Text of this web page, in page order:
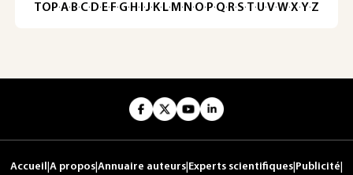
TOP·A·B·C· D· E· F·G· H · ·J· K· L· M · N ·O· P·Q· R·S·T·U·V·W·X·Y·Z
Accueil A propos Annuaire auteurs Experts scientifiques Publicité